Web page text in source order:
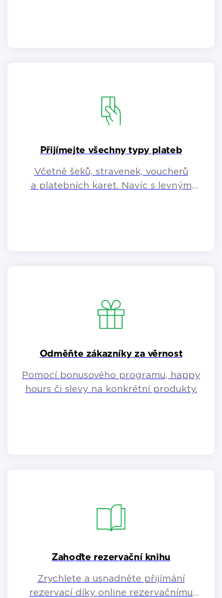
Přijímejte všechny typy plateb
Včetně šeků, stravenek, voucherů
a platebních karet. Navíc s levným
Odměňte zákazníky za věrnost
Pomocí bonusového programu, happy
hours či slevy na konkrétní produkty.
Zahoďte rezervační knihu
Zrychlete a usnadněte přijímání
rezervací díky online rezervačnímu